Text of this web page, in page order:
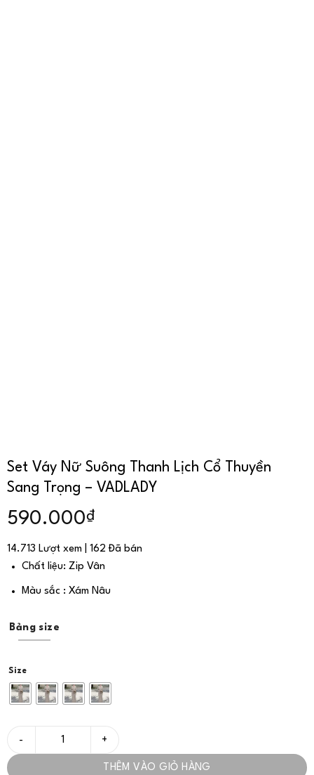
Set Váy Nữ Suông Thanh Lịch Cổ Thuyền
Sang Trọng – VADLADY
590.000₫
14.713 Lượt xem | 162 Đã bán
Chất liệu: Zip Vân
Màu sắc : Xám Nâu
Bảng size
Size
Set Váy Nữ Suông Thanh Lịch Cổ Thuyền Sang Trọng -
THÊM VÀO GIỎ HÀNG